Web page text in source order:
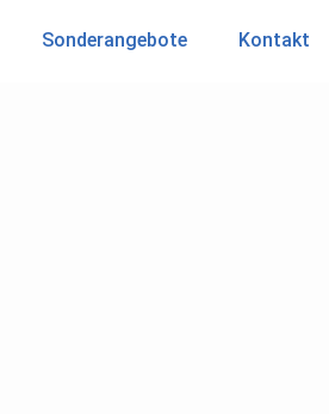
Sonderangebote Kontakt